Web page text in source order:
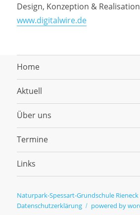
Design, Konzeption & Realisation
www.digitalwire.de
Home
Aktuell
Über uns
Termine
Links
Naturpark-Spessart-Grundschule Rieneck
Datenschutzerklärung